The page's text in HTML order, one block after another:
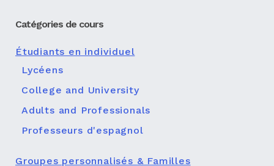
Catégories de cours
Étudiants en individuel
Lycéens
College and University
Adults and Professionals
Professeurs d'espagnol
Groupes personnalisés & Familles